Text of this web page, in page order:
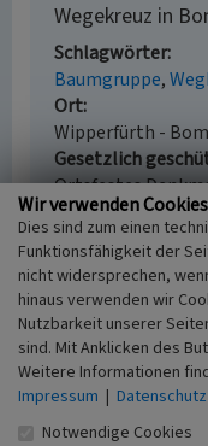
Wegekreuz in
Schlagwörter
Baumgruppe
Ort
Wipperfürth -
Gesetzlich
Ortsfestes
Fachsicht(en)
Landeskunde
i.d.R. 1:5.000
Historischer
Beginn 1863
Wir verwenden Cookies
Dies sind zum einen
Funktionsfähigkeit der
nicht widersprechen,
hinaus verwenden wir
Nutzbarkeit unserer
sind. Mit Anklicken des
Weitere Informationen
Impressum | Datenschutz
Notwendige Cookies